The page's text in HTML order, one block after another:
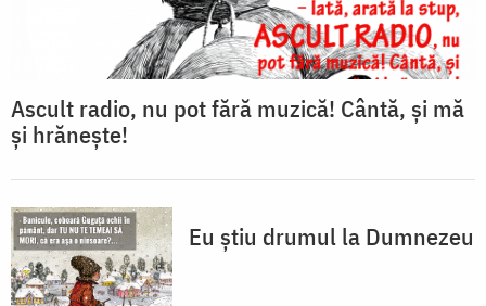
Ascult radio, nu pot fără muzică! Cântă, și mă
şi hrăneşte!
Eu ştiu drumul la Dumnezeu